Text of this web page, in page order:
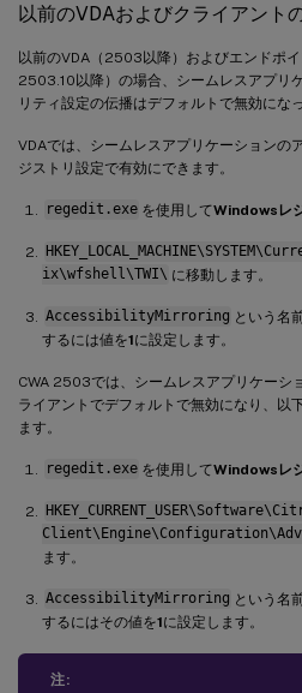
以前のVDAおよびクライアント
以前のVDA（2503以降）およびエンドポ
2503.10以降）の場合、シームレスアプリ
リティ設定の伝播はデフォルトで無効にな
VDAでは、シームレスアプリケーションの
ジストリ設定で有効にできます。
regedit.exe を使用してWindowsレ
ix\wfshell\TWI\ に移動します。
AccessibilityMirroring という名
するには値を1に設定します。
CWA 2503では、シームレスアプリケーシ
ライアントでデフォルトで無効になり、以
ます。
regedit.exe を使用してWindowsレ
ます。
AccessibilityMirroring という名
するにはその値を1に設定します。
注: